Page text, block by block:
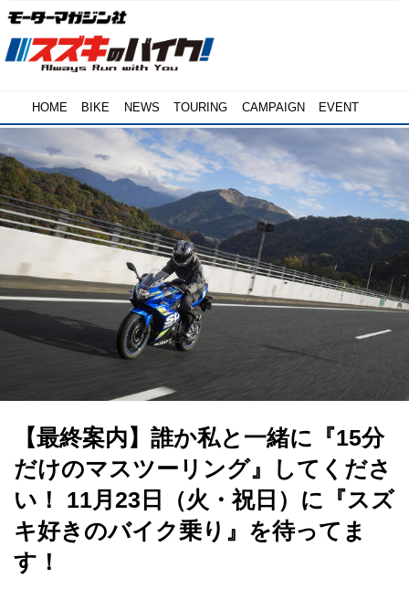
HOME BIKE NEWS TOURING CAMPAIGN EVENT
【最終案内】誰か私と一緒に『15分
だけのマスツーリング』してくださ
い！ 11月23日（火・祝日）に『スズ
キ好きのバイク乗り』を待ってま
す！